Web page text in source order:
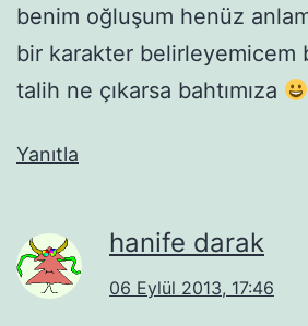
benim oğluşum henüz
bir karakter belirleyemicem
talih ne çıkarsa bahtımıza
Yanıtla
hanife darak
06 Eylül 2013, 17:46